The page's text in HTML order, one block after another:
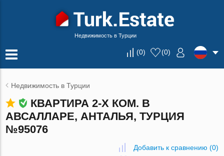
Недвижимость в Турции
(0) (0)
Недвижимость в Турции
КВАРТИРА 2-Х КОМ. В
АВСАЛЛАРЕ, АНТАЛЬЯ, ТУРЦИЯ
№95076
Добавить к сравнению (0)